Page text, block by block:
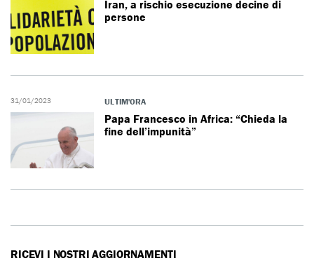
Iran, a rischio esecuzione decine di
persone
31/01/2023 ULTIM'ORA
Papa Francesco in Africa: “Chieda la
fine dell’impunità”
RICEVI I NOSTRI AGGIORNAMENTI